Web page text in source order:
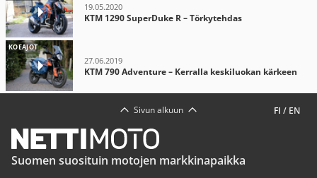
19.05.2020
KTM 1290 SuperDuke R – Törkytehdas
KOEAJOT
27.06.2019
KTM 790 Adventure – Kerralla keskiluokan kärkeen
FI / EN
Sivun alkuun
Suomen suosituin motojen markkinapaikka